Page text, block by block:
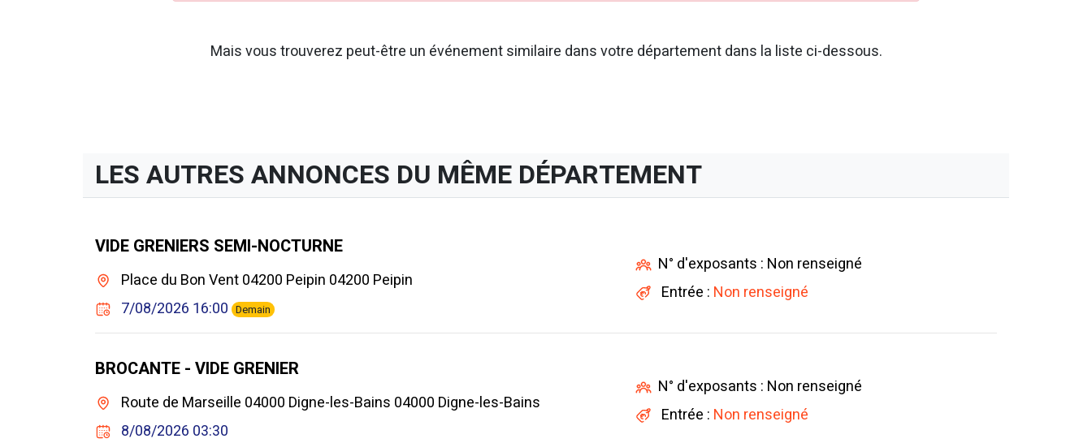
Mais vous trouverez peut-être un événement similaire dans votre département dans la liste ci-dessous.
LES AUTRES ANNONCES DU MÊME DÉPARTEMENT
VIDE GRENIERS SEMI-NOCTURNE
Place du Bon Vent 04200 Peipin 04200 Peipin
7/08/2026 16:00 Demain
N° d'exposants : Non renseigné
Entrée : Non renseigné
BROCANTE - VIDE GRENIER
Route de Marseille 04000 Digne-les-Bains 04000 Digne-les-Bains
8/08/2026 03:30
N° d'exposants : Non renseigné
Entrée : Non renseigné